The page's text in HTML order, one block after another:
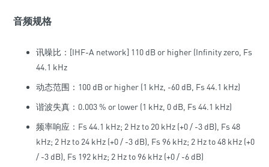
音频规格
讯噪比：[IHF-A network] 110 dB or higher (Infinity zero, Fs
44.1 kHz
动态范围：100 dB or higher (1 kHz, -60 dB, Fs 44.1 kHz)
谐波失真：0.003 % or lower (1 kHz, 0 dB, Fs 44.1 kHz)
频率响应：Fs 44.1 kHz; 2 Hz to 20 kHz (+0 / -3 dB), Fs 48
kHz; 2 Hz to 24 kHz (+0 / -3 dB), Fs 96 kHz; 2 Hz to 48 kHz (+0
/ -3 dB), Fs 192 kHz; 2 Hz to 96 kHz (+0 / -6 dB)